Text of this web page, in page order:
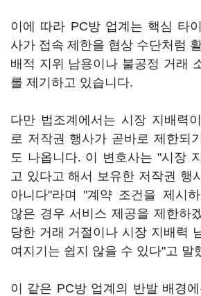
이에 따라 PC방 업계는 핵심 타
사가 접속 제한을 협상 수단처럼
배적 지위 남용이나 불공정 거래
를 제기하고 있습니다.
다만 법조계에서는 시장 지배력
로 저작권 행사가 곧바로 제한되
도 나옵니다. 이 변호사는 "시장
고 있다고 해서 보유한 저작권 행
아니다"라며 "계약 조건을 제시
않은 경우 서비스 제공을 제한하
당한 거래 거절이나 시장 지배력
여지기는 쉽지 않을 수 있다"고 말
이 같은 PC방 업계의 반발 배경